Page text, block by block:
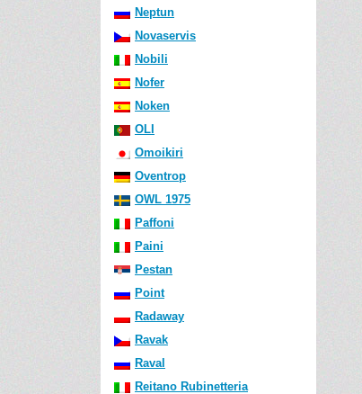
Neptun
Novaservis
Nobili
Nofer
Noken
OLI
Omoikiri
Oventrop
OWL 1975
Paffoni
Paini
Pestan
Point
Radaway
Ravak
Raval
Reitano Rubinetteria